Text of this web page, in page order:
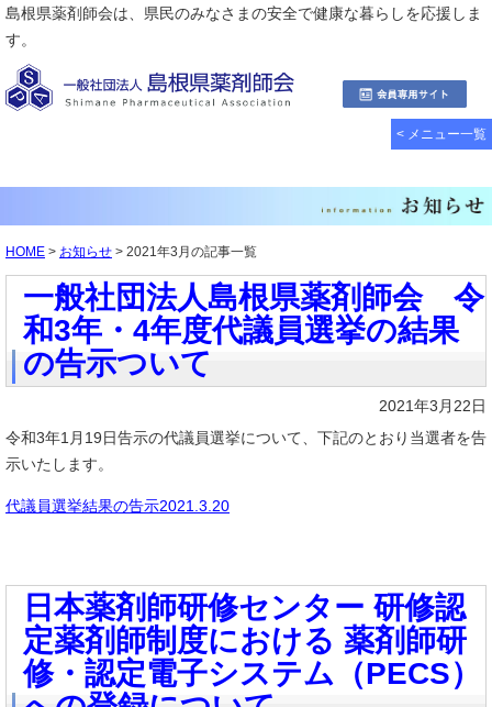
島根県薬剤師会は、県民のみなさまの安全で健康な暮らしを応援しま
す。
< メニュー一覧
HOME > お知らせ > 2021年3月の記事一覧
一般社団法人島根県薬剤師会 令
和3年・4年度代議員選挙の結果
の告示ついて
2021年3月22日
令和3年1月19日告示の代議員選挙について、下記のとおり当選者を告
示いたします。
代議員選挙結果の告示2021.3.20
⽇本薬剤師研修センター 研修認
定薬剤師制度における 薬剤師研
修・認定電⼦システム（PECS）